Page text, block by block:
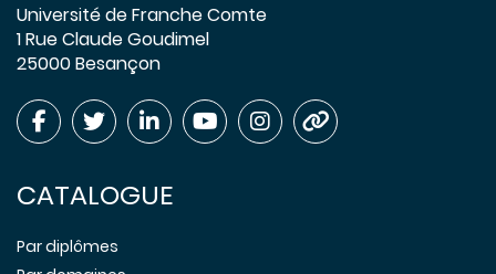
Université de Franche Comte
1 Rue Claude Goudimel
25000 Besançon
CATALOGUE
Par diplômes